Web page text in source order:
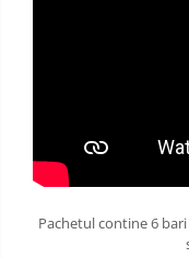
Pachetul contine 6